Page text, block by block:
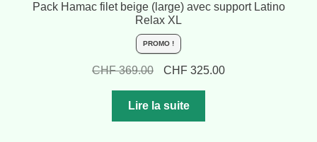
Pack Hamac filet beige (large) avec support Latino
Relax XL
PROMO !
CHF369.00
Le
initial
était :
CHF325.00Le
Lire la suite